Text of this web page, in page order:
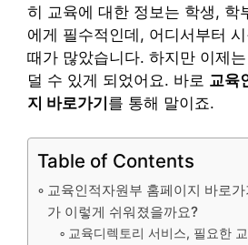
히 교육에 대한 정보는 학생, 학
에게 필수적인데, 어디서부터
때가 많았습니다. 하지만 이제
덜 수 있게 되었어요. 바로 교육
지 바로가기를 통해 말이죠.
Table of Contents
교육인적자원부 홈페이지 바로
가 이렇게 쉬워졌을까요?
교육디렉토리 서비스, 필요한